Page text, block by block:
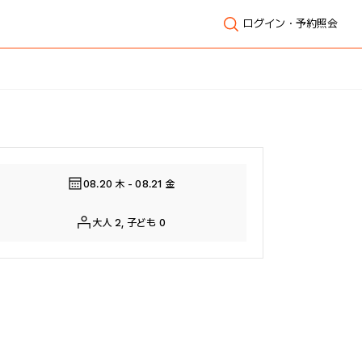
ログイン・予約照会
08.20 木 - 08.21 金
大人 2, 子ども 0